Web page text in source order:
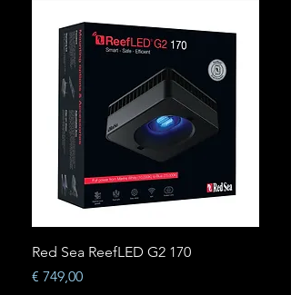
Red Sea ReefLED G2 170
Prijs
€ 749,00